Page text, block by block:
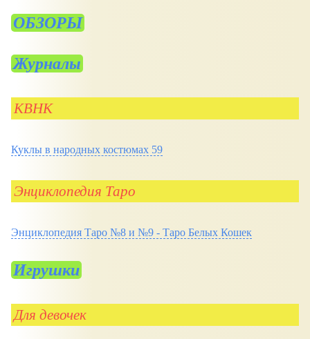
ОБЗОРЫ
Журналы
КВНК
Куклы в народных костюмах 59
Энциклопедия Таро
Энциклопедия Таро №8 и №9 - Таро Белых Кошек
Игрушки
Для девочек